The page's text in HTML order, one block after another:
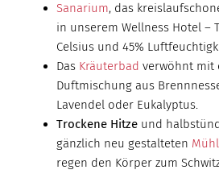
Sanarium, das
in unserem Wellness Hotel –
Celsius und 45%
Das Kräuterbad verwöhnt mit
Duftmischung aus
Lavendel oder Eukalyptus.
Trockene Hitze und
gänzlich neu gestalteten
regen den Körper zum